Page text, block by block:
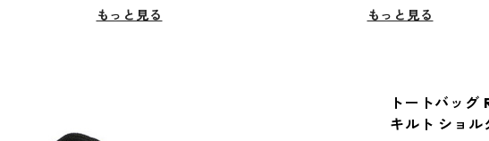
もっと見る
もっと見る
トートバッグ
キルト ショル